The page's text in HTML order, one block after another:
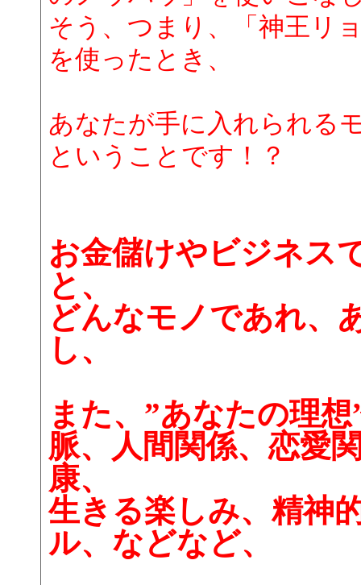
そう、つまり、「神王リ
を使ったとき、
あなたが手に入れられる
ということです！？
お金儲けやビジネス
と、
どんなモノであれ、
し、
また、”あなたの理
脈、人間関係、恋愛
康、
生きる楽しみ、精神
ル、などなど、